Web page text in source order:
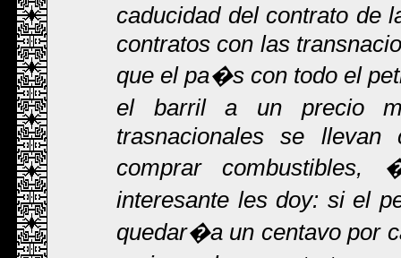
caducidad del contrato de
contratos con las
que el pa�s con todo el
el barril a un precio
trasnacionales se
comprar
interesante les doy: si el
quedar�a un centavo por